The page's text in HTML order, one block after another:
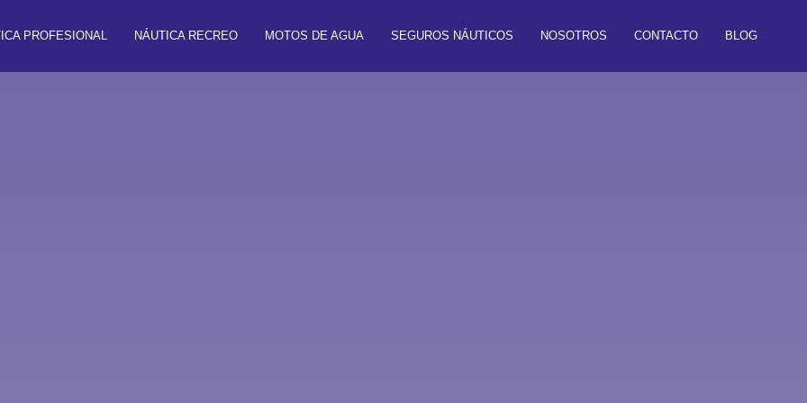
PROFESIONAL NÁUTICA RECREO MOTOS DE AGUA SEGUROS NÁUTICOS NOSOTROS CONTACTO BLOG